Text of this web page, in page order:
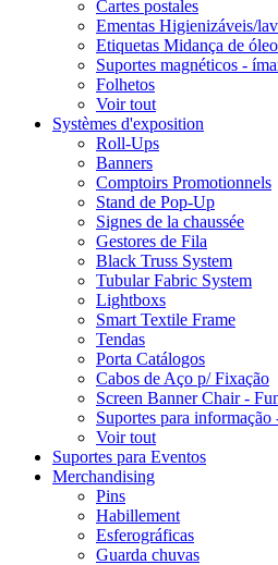
Cartes postales
Ementas Higienizáveis/
Etiquetas Midança de óleo
Suportes magnéticos -
Folhetos
Voir tout
Systèmes d'exposition
Roll-Ups
Banners
Comptoirs Promotionnels
Stand de Pop-Up
Signes de la chaussée
Gestores de Fila
Black Truss System
Tubular Fabric System
Lightboxs
Smart Textile Frame
Tendas
Porta Catálogos
Cabos de Aço p/ Fixação
Screen Banner Chair -
Suportes para informação
Voir tout
Suportes para Eventos
Merchandising
Pins
Habillement
Esferográficas
Guarda chuvas